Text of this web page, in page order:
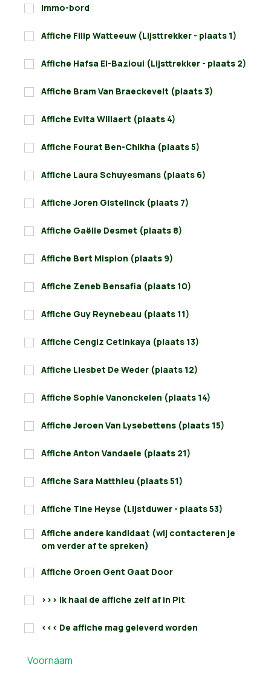
Immo-bord
Affiche Filip Watteeuw (Lijsttrekker - plaats 1)
Affiche Hafsa El-Bazioui (Lijsttrekker - plaats 2)
Affiche Bram Van Braeckevelt (plaats 3)
Affiche Evita Willaert (plaats 4)
Affiche Fourat Ben-Chikha (plaats 5)
Affiche Laura Schuyesmans (plaats 6)
Affiche Joren Gistelinck (plaats 7)
Affiche Gaëlle Desmet (plaats 8)
Affiche Bert Misplon (plaats 9)
Affiche Zeneb Bensafia (plaats 10)
Affiche Guy Reynebeau (plaats 11)
Affiche Cengiz Cetinkaya (plaats 13)
Affiche Liesbet De Weder (plaats 12)
Affiche Sophie Vanonckelen (plaats 14)
Affiche Jeroen Van Lysebettens (plaats 15)
Affiche Anton Vandaele (plaats 21)
Affiche Sara Matthieu (plaats 51)
Affiche Tine Heyse (Lijstduwer - plaats 53)
Affiche andere kandidaat (wij contacteren je
om verder af te spreken)
Affiche Groen Gent Gaat Door
>>> Ik haal de affiche zelf af in Pit
<<< De affiche mag geleverd worden
Voornaam